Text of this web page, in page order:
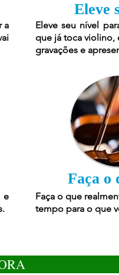
a
e
Eleve
Eleve seu nível
que já toca violino,
gravações e
Faça o
Faça o que
tempo para o que